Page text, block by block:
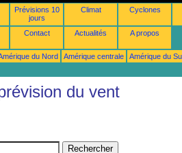
Prévisions 10
jours
Climat Cyclones
Contact Actualités A propos
du Nord Amérique centrale
Amérique du
du vent